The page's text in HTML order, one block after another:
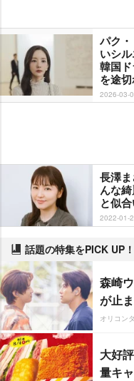
パク
いシ
韓国
を途
2026-03-
長澤
んな
と似
2022-01-
話題の特集をPICK UP！
森崎
が止
オリコン
大好
量キ